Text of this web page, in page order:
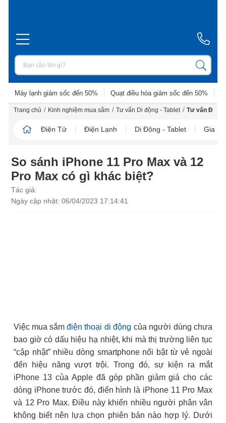
Máy lạnh giảm sốc đến 50% Quạt điều hòa giảm sốc đến 50%
Trang chủ / Kinh nghiệm mua sắm / Tư vấn Di động - Tablet / Tư vấn Điện
Điện Tử Điện Lạnh Di Động - Tablet Gia
So sánh iPhone 11 Pro Max và 12
Pro Max có gì khác biệt?
Tác giả:
Ngày cập nhật: 06/04/2023 17:14:41
Việc mua sắm điện thoại di động của người dùng chưa
bao giờ có dấu hiệu hạ nhiệt, khi mà thị trường liên tục
“cập nhật” nhiều dòng smartphone nổi bật từ vẻ ngoài
đến hiệu năng vượt trội. Trong đó, sự kiện ra mắt
iPhone 13 của Apple đã góp phần giảm giá cho các
dòng iPhone trước đó, điển hình là iPhone 11 Pro Max
và 12 Pro Max. Điều này khiến nhiều người phân vân
không biết nên lựa chọn phiên bản nào hợp lý. Dưới